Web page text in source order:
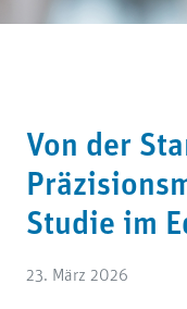
Von der
Studie im
23. März 2026